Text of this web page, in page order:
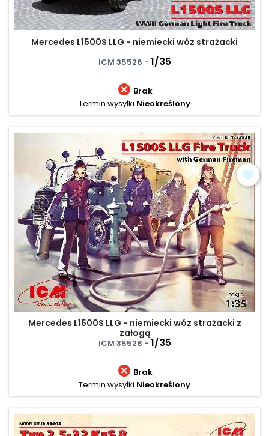
Mercedes L1500S LLG - niemiecki wóz strażacki
ICM 35526 - 1/35
 Brak
Termin wysyłki Nieokreślony
Mercedes L1500S LLG - niemiecki wóz strażacki z
załogą
ICM 35528 - 1/35
 Brak
Termin wysyłki Nieokreślony